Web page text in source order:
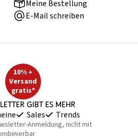
Meine Bestellung
E-Mail schreiben
10% +
Versand
gratis*
gibt es mehr
Sales Trends
Anmeldung, nicht mit